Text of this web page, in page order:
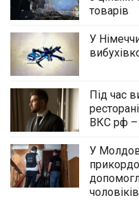
товарів
У
Під час
ВКС рф –
У